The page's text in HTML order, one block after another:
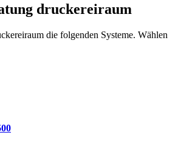
druckereiraum
die folgenden Systeme. Wählen